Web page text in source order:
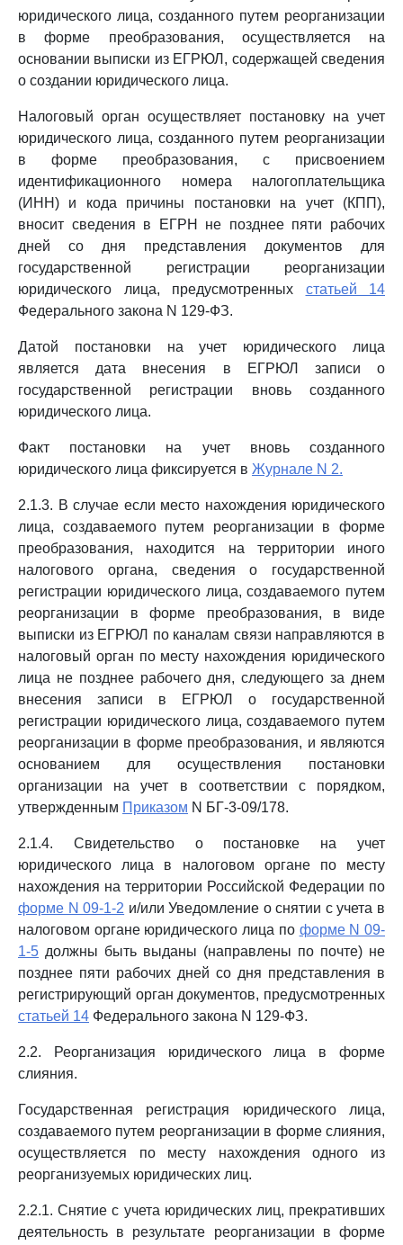
юридического лица, созданного путем реорганизации
в форме преобразования, осуществляется на
основании выписки из ЕГРЮЛ, содержащей сведения
о создании юридического лица.
Налоговый орган осуществляет постановку на учет
юридического лица, созданного путем реорганизации
в форме преобразования, с присвоением
идентификационного номера налогоплательщика
(ИНН) и кода причины постановки на учет (КПП),
вносит сведения в ЕГРН не позднее пяти рабочих
дней со дня представления документов для
государственной регистрации реорганизации
юридического лица, предусмотренных статьей 14
Федерального закона N 129-ФЗ.
Датой постановки на учет юридического лица
является дата внесения в ЕГРЮЛ записи о
государственной регистрации вновь созданного
юридического лица.
Факт постановки на учет вновь созданного
юридического лица фиксируется в Журнале N 2.
2.1.3. В случае если место нахождения юридического
лица, создаваемого путем реорганизации в форме
преобразования, находится на территории иного
налогового органа, сведения о государственной
регистрации юридического лица, создаваемого путем
реорганизации в форме преобразования, в виде
выписки из ЕГРЮЛ по каналам связи направляются в
налоговый орган по месту нахождения юридического
лица не позднее рабочего дня, следующего за днем
внесения записи в ЕГРЮЛ о государственной
регистрации юридического лица, создаваемого путем
реорганизации в форме преобразования, и являются
основанием для осуществления постановки
организации на учет в соответствии с порядком,
утвержденным Приказом N БГ-3-09/178.
2.1.4. Свидетельство о постановке на учет
юридического лица в налоговом органе по месту
нахождения на территории Российской Федерации по
форме N 09-1-2 и/или Уведомление о снятии с учета в
налоговом органе юридического лица по форме N 09-
1-5 должны быть выданы (направлены по почте) не
позднее пяти рабочих дней со дня представления в
регистрирующий орган документов, предусмотренных
статьей 14 Федерального закона N 129-ФЗ.
2.2. Реорганизация юридического лица в форме
слияния.
Государственная регистрация юридического лица,
создаваемого путем реорганизации в форме слияния,
осуществляется по месту нахождения одного из
реорганизуемых юридических лиц.
2.2.1. Снятие с учета юридических лиц, прекративших
деятельность в результате реорганизации в форме